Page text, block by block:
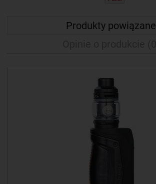
Produkty powiązane